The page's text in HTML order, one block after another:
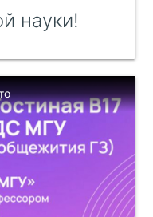
науки!